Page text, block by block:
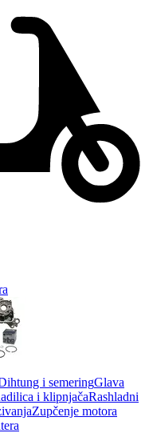
i semeringGlava
i klipnjačaRashladni
Zupčenje motora